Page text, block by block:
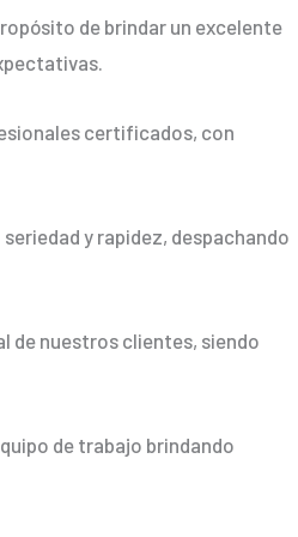
de brindar un excelente
certificados, con
y rapidez, despachando
de nuestros clientes, siendo
de trabajo brindando